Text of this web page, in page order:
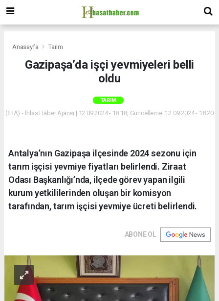
Anasayfa Tarım
Gazipaşa’da işçi yevmiyeleri belli
oldu
TARIM
(İHA) - İhlas Haber Ajansı | 12.09.2024 - 18:18, Güncelleme: 12.09.2024 - 18:20
Antalya’nın Gazipaşa ilçesinde 2024 sezonu için
tarım işçisi yevmiye fiyatları belirlendi. Ziraat
Odası Başkanlığı’nda, ilçede görev yapan ilgili
kurum yetkililerinden oluşan bir komisyon
tarafından, tarım işçisi yevmiye ücreti belirlendi.
ABONE OL